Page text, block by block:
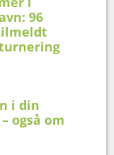
96
i din
også om